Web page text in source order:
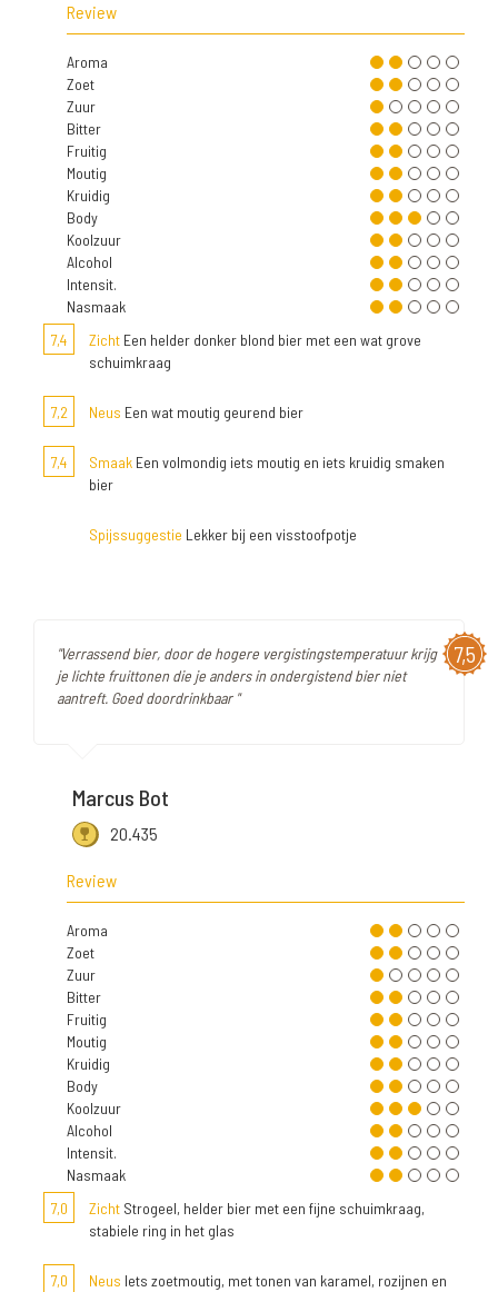
Review
Aroma
Zoet
Zuur
Bitter
Fruitig
Moutig
Kruidig
Body
Koolzuur
Alcohol
Intensit.
Nasmaak
7,4
Zicht Een helder donker blond bier met een wat grove
schuimkraag
7,2 Neus Een wat moutig geurend bier
7,4 Smaak Een volmondig iets moutig en iets kruidig smaken
bier
Spijssuggestie Lekker bij een visstoofpotje
7,5
"Verrassend bier, door de hogere vergistingstemperatuur krijg
je lichte fruittonen die je anders in ondergistend bier niet
aantreft. Goed doordrinkbaar "
Marcus Bot
20.435
Review
Aroma
Zoet
Zuur
Bitter
Fruitig
Moutig
Kruidig
Body
Koolzuur
Alcohol
Intensit.
Nasmaak
7,0
Zicht Strogeel, helder bier met een fijne schuimkraag,
stabiele ring in het glas
7,0 Neus Iets zoetmoutig, met tonen van karamel, rozijnen en